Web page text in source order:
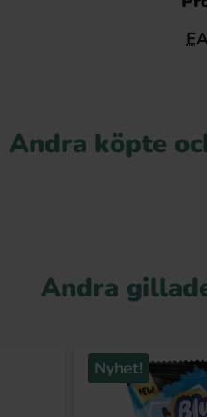
Andra köpte
Andra
Nyhet!